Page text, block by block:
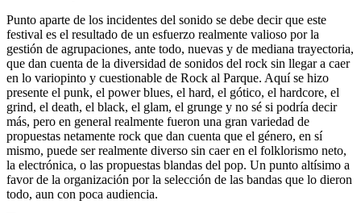
Punto aparte de los incidentes del sonido se debe decir que este
festival es el resultado de un esfuerzo realmente valioso por la
gestión de agrupaciones, ante todo, nuevas y de mediana trayectoria,
que dan cuenta de la diversidad de sonidos del rock sin llegar a caer
en lo variopinto y cuestionable de Rock al Parque. Aquí se hizo
presente el punk, el power blues, el hard, el gótico, el hardcore, el
grind, el death, el black, el glam, el grunge y no sé si podría decir
más, pero en general realmente fueron una gran variedad de
propuestas netamente rock que dan cuenta que el género, en sí
mismo, puede ser realmente diverso sin caer en el folklorismo neto,
la electrónica, o las propuestas blandas del pop. Un punto altísimo a
favor de la organización por la selección de las bandas que lo dieron
todo, aun con poca audiencia.